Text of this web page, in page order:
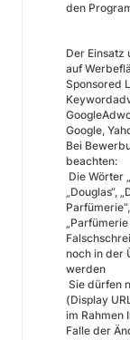
den
Der Einsatz
auf
Sponsored
Google,
Bei
beachten:
Die Wörter
„Douglas“,
Parfümerie“,
noch in der
werden
Sie dürfen
(Display
im Rahmen
Falle der